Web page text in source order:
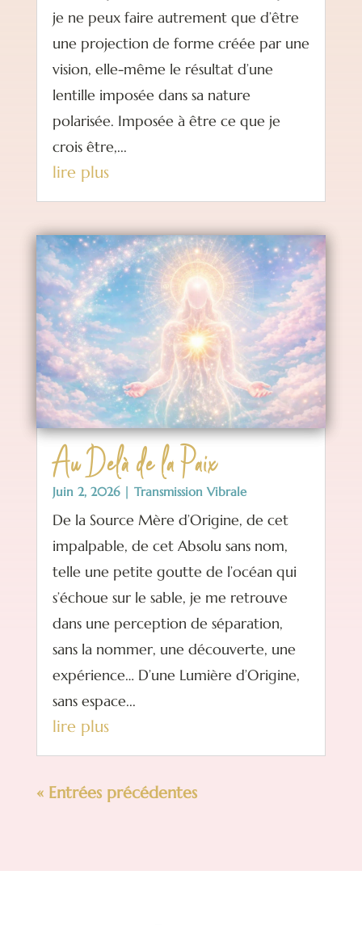
je ne peux faire autrement que d’être
une projection de forme créée par une
vision, elle-même le résultat d’une
lentille imposée dans sa nature
polarisée. Imposée à être ce que je
crois être,...
lire plus
Au Delà de la Paix
Juin 2, 2026| Transmission Vibrale
De la Source Mère d’Origine, de cet
impalpable, de cet Absolu sans nom,
telle une petite goutte de l’océan qui
s’échoue sur le sable, je me retrouve
dans une perception de séparation,
sans la nommer, une découverte, une
expérience… D’une Lumière d’Origine,
sans espace...
lire plus
« Entrées précédentes